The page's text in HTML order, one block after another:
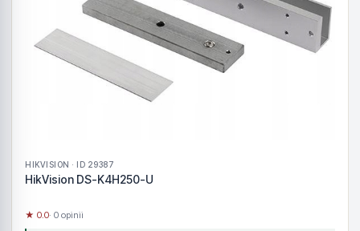
HIKVISION · ID 29387
HikVision DS-K4H250-U
★ 0.0· 0 opinii